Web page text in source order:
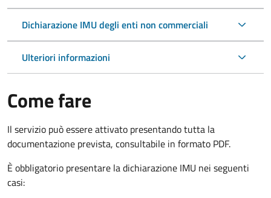
Dichiarazione IMU degli enti non commerciali
Ulteriori informazioni
Come fare
Il servizio può essere attivato presentando tutta la
documentazione prevista, consultabile in formato PDF.
È obbligatorio presentare la dichiarazione IMU nei seguenti
casi: